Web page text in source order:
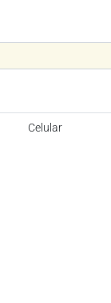
Celular